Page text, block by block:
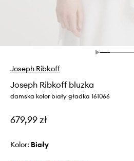
Joseph Ribkoff
Joseph Ribkoff bluzka
damska kolor biały gładka 161066
679,99 zł
Kolor: biały